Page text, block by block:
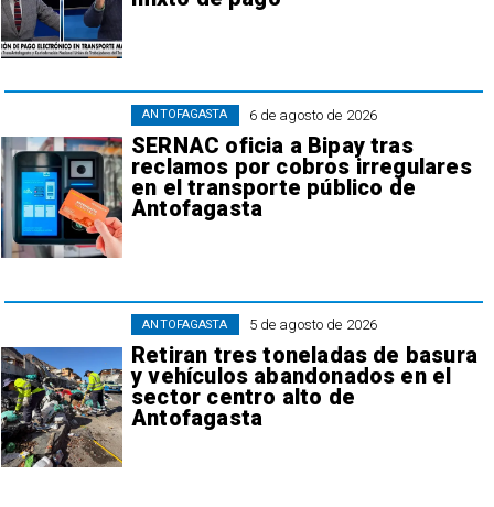
6 de agosto de 2026
SERNAC oficia a Bipay tras
reclamos por cobros irregulares
en el transporte público de
Antofagasta
ANTOFAGASTA
5 de agosto de 2026
Retiran tres toneladas de basura
y vehículos abandonados en el
sector centro alto de
Antofagasta
ANTOFAGASTA